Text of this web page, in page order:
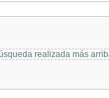
realizada más